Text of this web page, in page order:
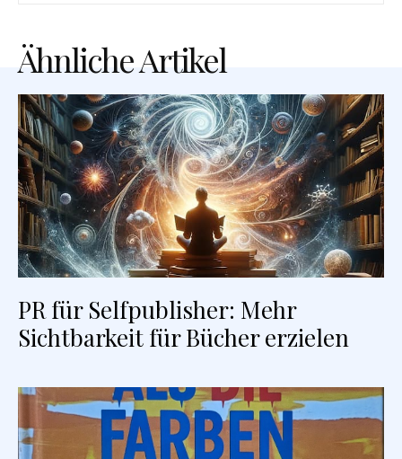
Ähnliche Artikel
PR für Selfpublisher: Mehr
Sichtbarkeit für Bücher erzielen